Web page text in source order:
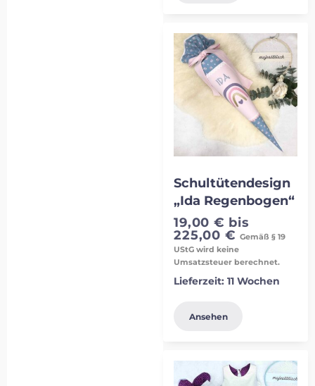
Schultütendesign
„Ida Regenbogen“
19,00 € bis
225,00 € Gemäß § 19
UStG wird keine
Umsatzsteuer berechnet.
Lieferzeit:11 Wochen
Ansehen